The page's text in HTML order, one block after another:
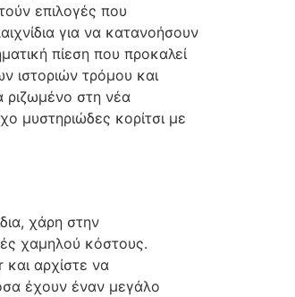
επιλογές που
για να κατανοήσουν
πίεση που προκαλεί
ιστοριών τρόμου και
ριζωμένο στη νέα
μυστηριώδες κορίτσι με
χάρη στην
χαμηλού κόστους.
και αρχίστε να
έχουν έναν μεγάλο